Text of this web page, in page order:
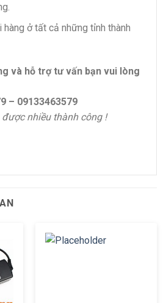
ở tất cả những tỉnh thành
và hỗ trợ tư vấn bạn vui lòng
– 09133463579
nhiều thành công !